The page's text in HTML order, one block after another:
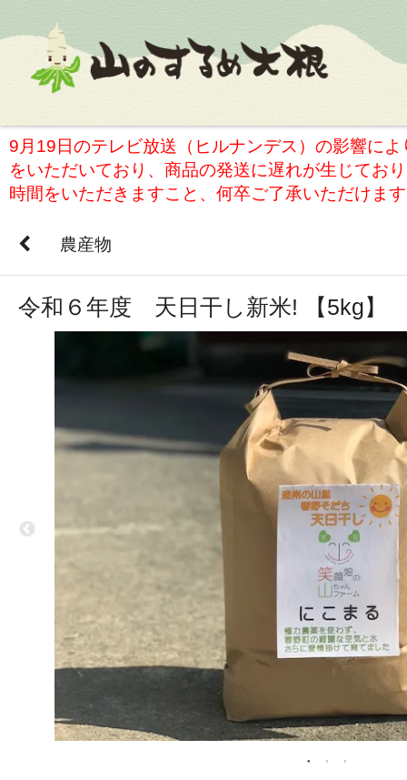
9月19日のテレビ放送（ヒルナンデス）の影響に
をいただいており、商品の発送に遅れが生じてお
時間をいただきますこと、何卒ご了承いただけま
農産物
令和６年度 天日干し新米! 【5kg】